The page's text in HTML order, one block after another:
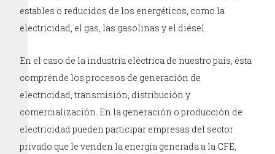
estables o reducidos de los energéticos, como la
electricidad, el gas, las gasolinas y el diésel.
En el caso de la industria eléctrica de nuestro país, ésta
comprende los procesos de generación de
electricidad, transmisión, distribución y
comercialización. En la generación o producción de
electricidad pueden participar empresas del sector
privado que le venden la energía generada a la CFE,